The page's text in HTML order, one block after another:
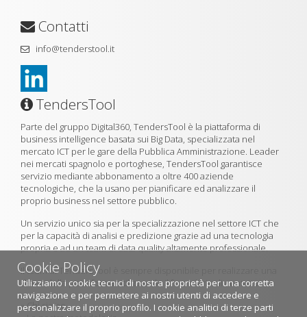
Cookie Policy
Utilizziamo i cookie tecnici di nostra proprietà per una corretta
navigazione e per permetere ai nostri utenti di accedere e
personalizzare il proprio profilo. I cookie analitici di terze parti
Contatti
info@tenderstool.it
TendersTool
Parte del gruppo Digital360, TendersTool è la piattaforma di
business intelligence basata sui Big Data, specializzata nel
mercato ICT per le gare della Pubblica Amministrazione. Leader
nei mercati spagnolo e portoghese, TendersTool garantisce
servizio mediante abbonamento a oltre 400 aziende
tecnologiche, che la usano per pianificare ed analizzare il
proprio business nel settore pubblico.
Un servizio unico sia per la specializzazione nel settore ICT che
per la capacità di analisi e predizione grazie ad una tecnologia
propria e ad un team di data quality altamente professionale.
Il team di TendersTool è sempre disponibile per realizzare una
demo della piattaforma utilizzando il formulario di contatto.
»Chi siamo